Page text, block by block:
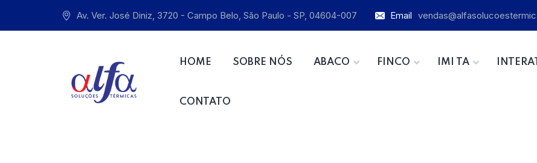
Av. Ver. José Diniz, 3720 - Campo Belo, São Paulo - SP, 04604-007 Email
HOME SOBRE NÓS ABACO FINCO IMI TA
CONTATO